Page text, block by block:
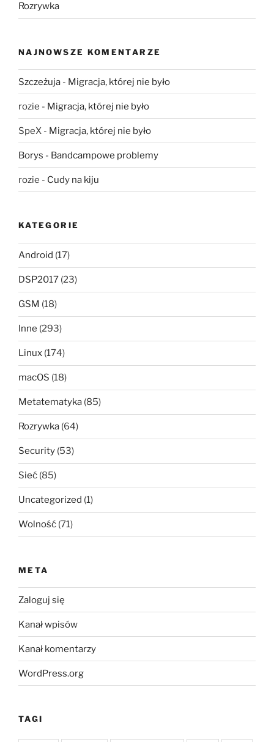
Rozrywka
NAJNOWSZE KOMENTARZE
Szczeżuja - Migracja, której nie było
rozie - Migracja, której nie było
SpeX - Migracja, której nie było
Borys - Bandcampowe problemy
rozie - Cudy na kiju
KATEGORIE
Android (17)
DSP2017 (23)
GSM (18)
Inne (293)
Linux (174)
macOS (18)
Metatematyka (85)
Rozrywka (64)
Security (53)
Sieć (85)
Uncategorized (1)
Wolność (71)
META
Zaloguj się
Kanał wpisów
Kanał komentarzy
WordPress.org
TAGI